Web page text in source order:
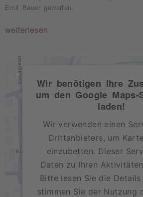
Emil Bauer geworfen.
weiterlesen
Wir benötigen Ihre
um den Google Maps-
laden!
Wir verwenden einen
Drittanbieters, um
einzubetten. Dieser
Daten zu Ihren
Bitte lesen Sie die
stimmen Sie der Nutzung